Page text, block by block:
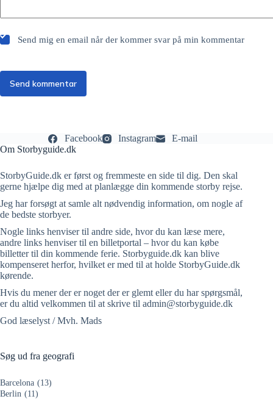
Send mig en email når der kommer svar på min kommentar
Send kommentar
Facebook Instagram
E-mail
Om Storbyguide.dk
StorbyGuide.dk er først og fremmeste en side til dig. Den skal
gerne hjælpe dig med at planlægge din kommende storby rejse.
Jeg har forsøgt at samle alt nødvendig information, om nogle af
de bedste storbyer.
Nogle links henviser til andre side, hvor du kan læse mere,
andre links henviser til en billetportal – hvor du kan købe
billetter til din kommende ferie. Storbyguide.dk kan blive
kompenseret herfor, hvilket er med til at holde StorbyGuide.dk
kørende.
Hvis du mener der er noget der er glemt eller du har spørgsmål,
er du altid velkommen til at skrive til admin@storbyguide.dk
God læselyst / Mvh. Mads
Søg ud fra geografi
Barcelona (13)
Berlin (11)